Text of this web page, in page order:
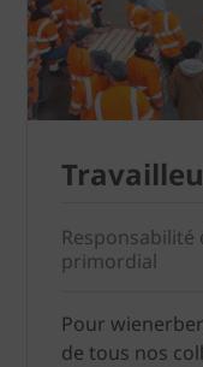
primordial
Pour
de tous nos